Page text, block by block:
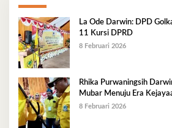
La Ode Darwin: DPD
11 Kursi DPRD
8 Februari 2026
Rhika Purwaningsih
Mubar Menuju Era
8 Februari 2026